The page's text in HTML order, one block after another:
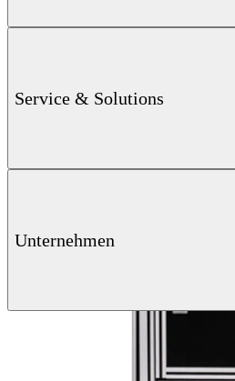
Service & Solutions
Unternehmen